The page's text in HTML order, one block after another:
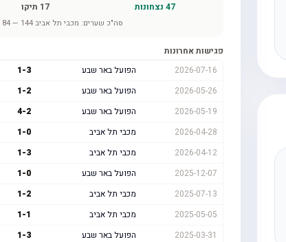
47נצחונות 17 תיקו
סה"כ שערים: מכבי תל אביב144
—
84
פגישות אחרונות
2026-07-16
הפועל באר שבע 1-3
2026-05-26
הפועל באר שבע 1-2
2026-05-19
הפועל באר שבע 4-2
2026-04-28
מכבי תל אביב 1-0
2026-04-12
מכבי תל אביב 1-3
2025-12-07
הפועל באר שבע 1-0
2025-07-13
מכבי תל אביב 1-2
2025-05-05
מכבי תל אביב 1-1
2025-03-31
הפועל באר שבע 1-3